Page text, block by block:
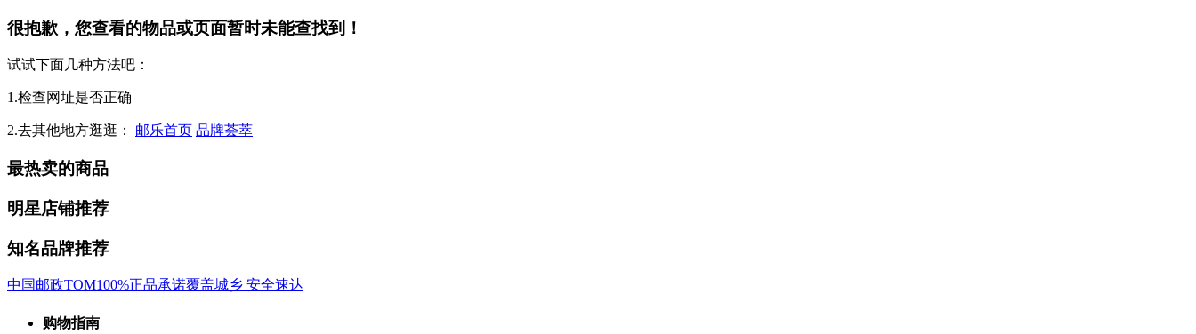
很抱歉，您查看的物品或页面暂时未能查找到！
试试下面几种方法吧：
1.检查网址是否正确
2.去其他地方逛逛： 邮乐首页 品牌荟萃
最热卖的商品
明星店铺推荐
知名品牌推荐
中国邮政TOM100%正品承诺覆盖城乡 安全速达
购物指南